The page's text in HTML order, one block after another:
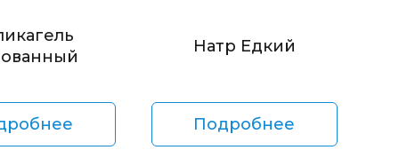
Натр Едкий
Подробнее